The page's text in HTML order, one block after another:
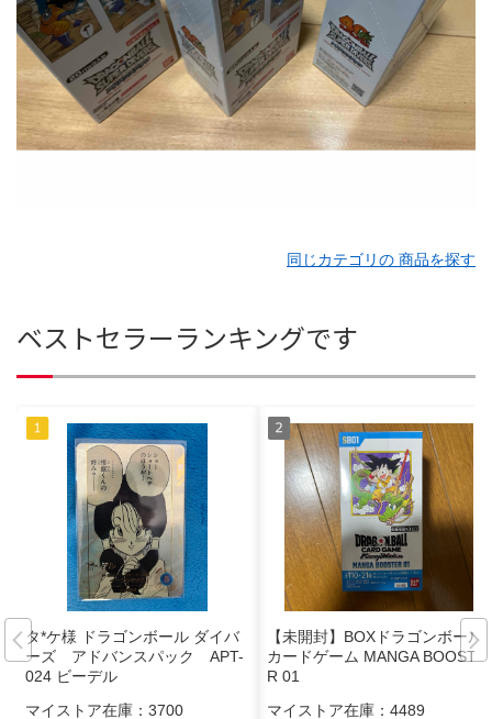
同じカテゴリの 商品を探す
ベストセラーランキングです
タ*ケ様 ドラゴンボール ダイバ
ーズ アドバンスパック APT-
024 ビーデル
マイストア在庫： 3700
【未開封】BOXドラゴンボール
カードゲーム MANGA BOOSTE
R 01
マイストア在庫： 4489